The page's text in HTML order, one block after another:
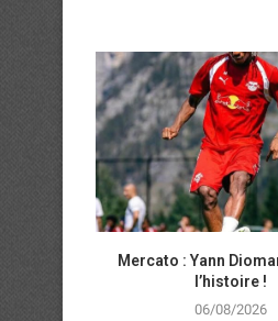
Mercato : Yann
l’histoire !
06/08/2026